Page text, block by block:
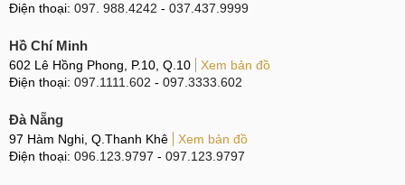
Điện thoại: 097. 988.4242 - 037.437.9999
Hồ Chí Minh
602 Lê Hồng Phong, P.10, Q.10
Xem bản đồ
Điện thoại: 097.1111.602 - 097.3333.602
Đà Nẵng
97 Hàm Nghi, Q.Thanh Khê
Xem bản đồ
Điện thoại: 096.123.9797 - 097.123.9797